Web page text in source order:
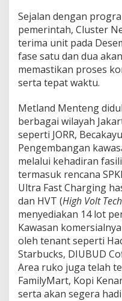
Sejalan dengan
pemerintah, Cluster
terima unit pada
fase satu dan dua
memastikan proses
serta tepat waktu.
Metland Menteng
berbagai wilayah
seperti JORR,
Pengembangan
melalui kehadiran
termasuk rencana
Ultra Fast Charging
dan HVT (High Volt
menyediakan 14 lot
Kawasan
oleh tenant seperti
Starbucks, DIUBUD
Area ruko juga telah
FamilyMart, Kopi
serta akan segera